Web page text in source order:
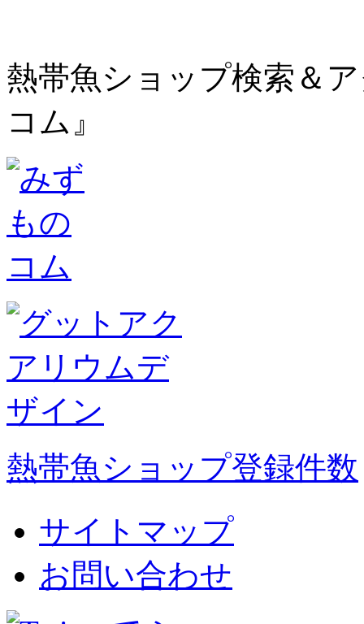
熱帯魚ショップ検索＆
コム』
熱帯魚ショップ登録件数
サイトマップ
お問い合わせ